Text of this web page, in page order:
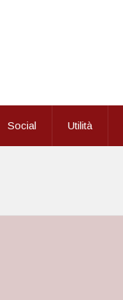
Social Utilità